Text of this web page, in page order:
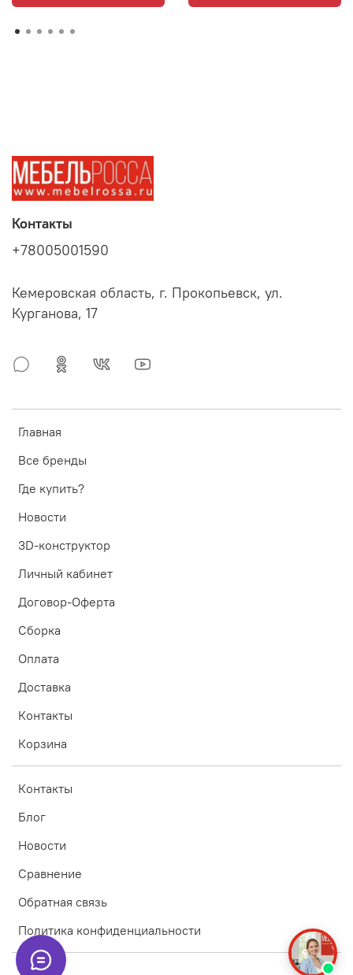
Главная
Все бренды
Где купить?
Новости
3D-конструктор
Личный кабинет
Договор-Оферта
Сборка
Оплата
Доставка
Контакты
Корзина
Контакты
Блог
Новости
Сравнение
Обратная связь
Политика конфиденциальности
Контакты
+78005001590
Кемеровская область, г. Прокопьевск, ул.
Курганова, 17